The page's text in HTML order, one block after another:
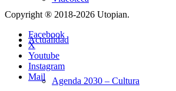
Actualidad
Agenda 2030 – Cultura
Copyright ® 2018-2026 Utopian.
Facebook
X
Youtube
Instagram
Mail